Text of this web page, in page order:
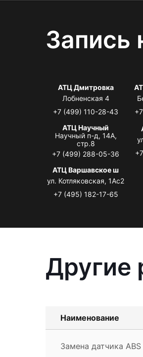
Запись
АТЦ Дмитровка
Лобненская 4
+7 (499) 110-28-43
АТЦ Научный
Научный п-д, 14А,
стр.8
+7 (499) 288-05-36
АТЦ Варшавское ш
ул. Котляковская, 1Ас2
+7 (495) 182-17-65
Другие
Наименование
Замена датчика